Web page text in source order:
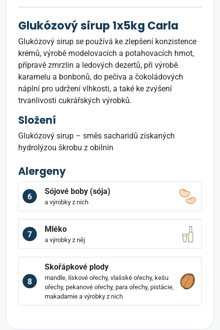
Glukózový sirup 1x5kg Carla
Glukózový sirup se používá ke zlepšení konzistence
krémů, výrobě modelovacích a potahovacích hmot,
přípravě zmrzlin a ledových dezertů, při výrobě
karamelu a bonbonů, do pečiva a čokoládových
náplní pro udržení vlhkosti, a také ke zvýšení
trvanlivosti cukrářských výrobků.
Složení
Glukózový sirup – směs sacharidů získaných
hydrolýzou škrobu z obilnin
Alergeny
6
Sójové boby (sója)
a výrobky z nich
7
Mléko
a výrobky z něj
8
Skořápkové plody
mandle, lískové ořechy, vlašské ořechy, kešu
ořechy, pekanové ořechy, para ořechy, pistácie,
makadamie a výrobky z nich